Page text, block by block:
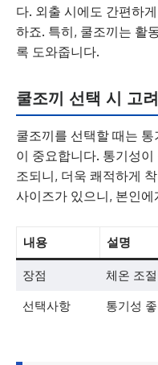
다. 외출 시에도 간편하
하죠. 특히, 쿨조끼는 활
록 도와줍니다.
쿨조끼 선택 시 고
쿨조끼를 선택할 때는
이 중요합니다. 통기성
조되니, 더욱 쾌적하게
사이즈가 있으니, 본인
내용 설명
장점 체온 조
선택사항 통기성